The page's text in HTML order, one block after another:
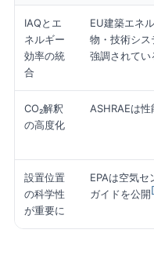
IAQとエ
ネルギー
効率の統
合
EU建築エネ
物・技術シ
強調されてい
CO₂解釈
の高度化
ASHRAEは
設置位置
の科学性
が重要に
EPAは空気
ガイドを公開